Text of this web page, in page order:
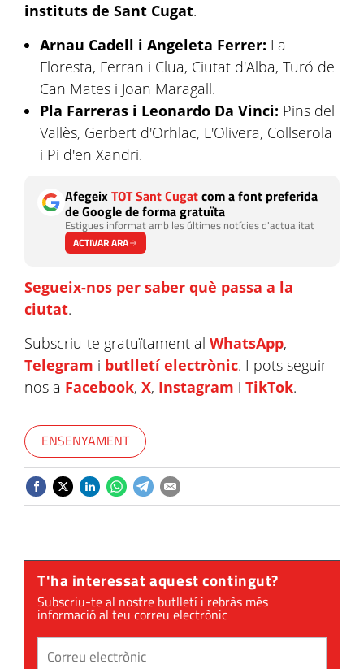
instituts de Sant Cugat.
Arnau Cadell i Angeleta Ferrer: La
Floresta, Ferran i Clua, Ciutat d'Alba, Turó de
Can Mates i Joan Maragall.
Pla Farreras i Leonardo Da Vinci: Pins del
Vallès, Gerbert d'Orhlac, L'Olivera, Collserola
i Pi d'en Xandri.
AfegeixTOT Sant Cugatcom a font preferida
de Google de forma gratuïta
Estigues informat amb les últimes notícies d'actualitat
ACTIVAR ARA
Segueix-nos per saber què passa a la
ciutat.
Subscriu-te gratuïtament al WhatsApp,
Telegram i butlletí electrònic. I pots seguir-
nos a Facebook, X, Instagram i TikTok.
ENSENYAMENT
T'ha interessat aquest contingut?
Subscriu-te al nostre butlletí i rebràs més
informació al teu correu electrònic